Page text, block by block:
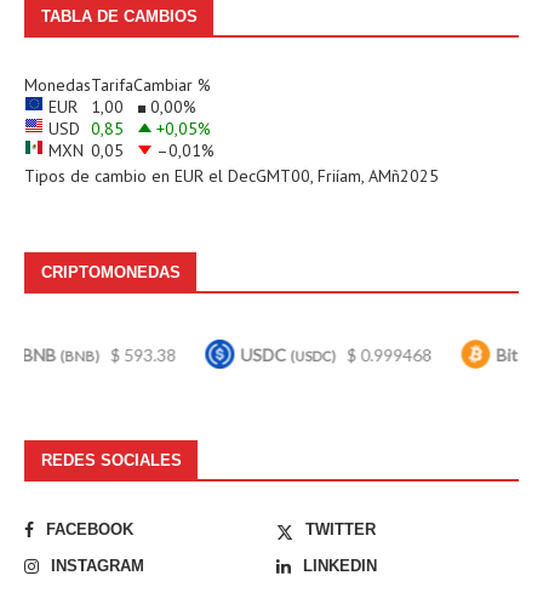
TABLA DE CAMBIOS
MonedasTarifaCambiar %
EUR
1,00 0,00%
USD 0,85 +0,05%
MXN 0,05 –0,01%
Tipos de cambio en EUR el DecGMT00, Friíam, AMñ2025
CRIPTOMONEDAS
$ 593.38 USDC(USDC) $ 0.999468 Bitcoin (BTC)
REDES SOCIALES
FACEBOOK
TWITTER
INSTAGRAM
LINKEDIN